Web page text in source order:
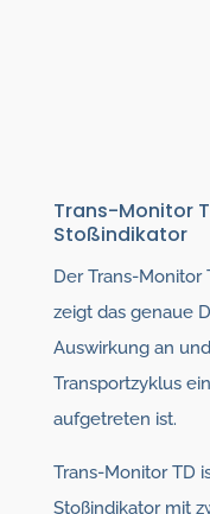
Trans-Monitor
Stoßindikator
Der Trans-
zeigt das genaue
Auswirkung an
Transportzyklus
aufgetreten ist.
Trans-Monitor TD
Stoßindikator mit